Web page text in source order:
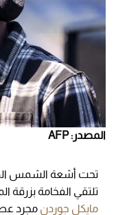
المصدر: AFP
تحت أشعة الشمس
تلتقي الفخامة
مايكل جوردن مجرد